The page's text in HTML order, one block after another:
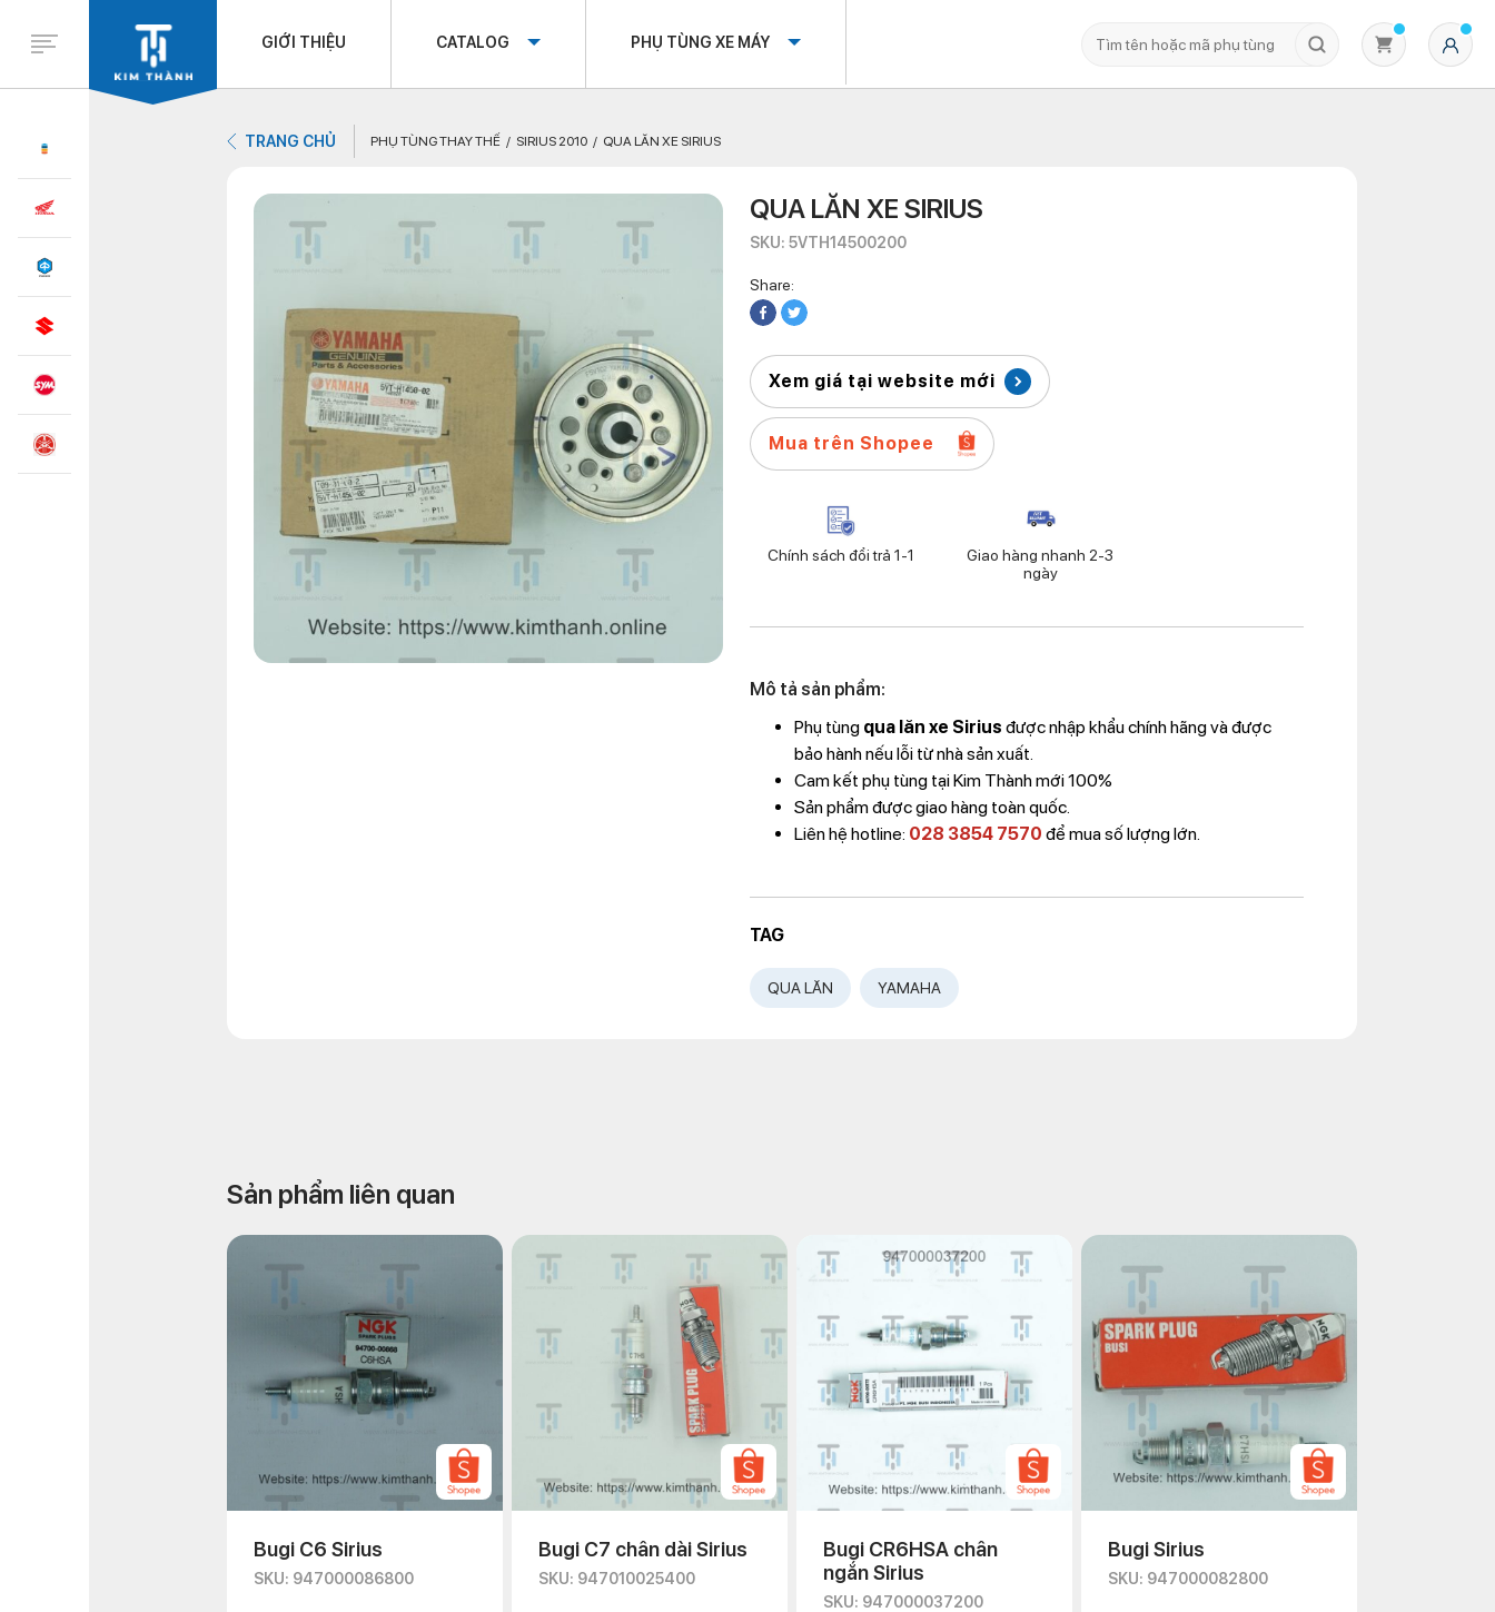
GIỚI THIỆU CATALOG PHỤ TÙNG XE MÁY
TRANG CHỦ PHỤ TÙNG THAY THẾ SIRIUS 2010 QUA LĂN XE SIRIUS
QUA LĂN XE SIRIUS
SKU: 5VTH14500200
Share:
Xem giá tại website mới
Mua trên Shopee
Chính sách đổi trả 1-1
Giao hàng nhanh 2-3
ngày
Mô tả sản phẩm:
Phụ tùng qua lăn xe Sirius được nhập khẩu chính hãng và được
bảo hành nếu lỗi từ nhà sản xuất.
Cam kết phụ tùng tại Kim Thành mới 100%
Sản phẩm được giao hàng toàn quốc.
Liên hệ hotline: 028 3854 7570 để mua số lượng lớn.
TAG
QUA LĂN YAMAHA
Sản phẩm liên quan
Bugi C6 Sirius
SKU: 947000086800
Bugi C7 chân dài Sirius
SKU: 947010025400
Bugi CR6HSA chân
ngắn Sirius
SKU: 947000037200
Bugi Sirius
SKU: 947000082800